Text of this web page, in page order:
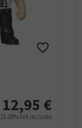
12,95 €
21.00% IVA incluido